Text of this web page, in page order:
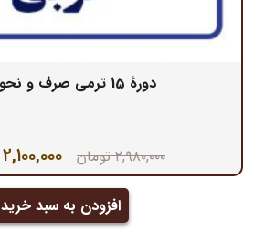
دورۀ 15 ترمی صرف و نحو عربی
۲,۹۸۰,۰۰۰ تومان
قیمت
اصلی:
بود.
۲,۱۰۰,۰۰۰
افزودن به سبد خرید